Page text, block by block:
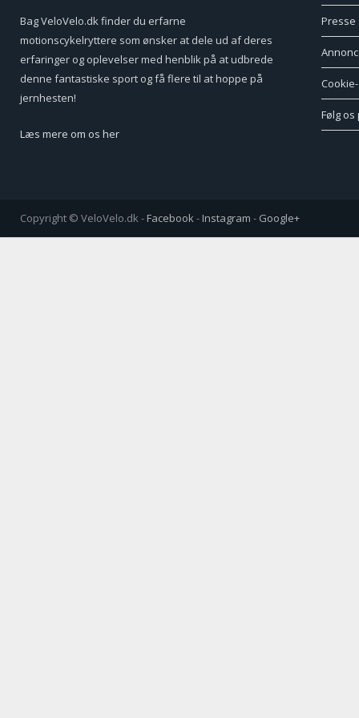
Bag VeloVelo.dk finder du erfarne
motionscykelryttere som ønsker at dele ud af deres
erfaringer og oplevelser med henblik på at udbrede
denne fantastiske sport og få flere til at hoppe på
jernhesten!
Læs mere om os her
Presse
Følg os
Copyright © VeloVelo.dk - Facebook - Instagram - Google+